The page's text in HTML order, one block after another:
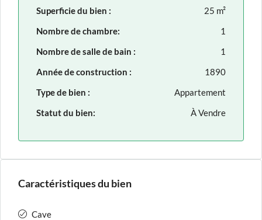
Superficie du bien :
25 m²
Nombre de chambre:
1
Nombre de salle de bain :
1
Année de construction :
1890
Type de bien :
Appartement
Statut du bien:
À Vendre
Caractéristiques du bien
Cave